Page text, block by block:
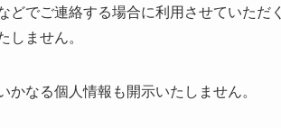
でご連絡する場合に利用させていただく
ません。
なる個人情報も開示いたしません。